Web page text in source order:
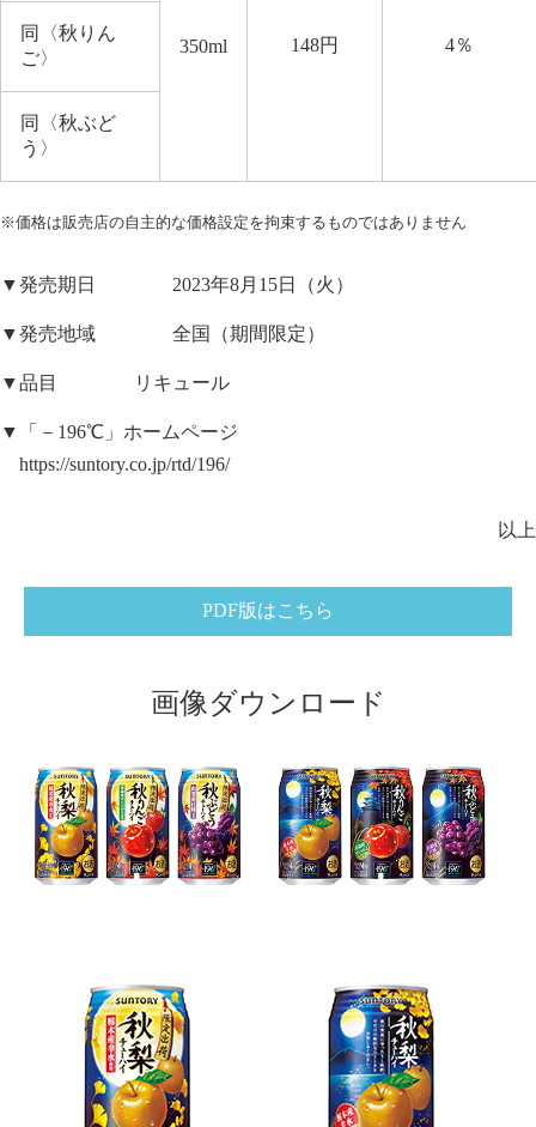
350ml 148円 4％
同〈秋りん
ご〉
同〈秋ぶど
う〉
※価格は販売店の自主的な価格設定を拘束するものではありません
▼発売期日 2023年8月15日（火）
▼発売地域 全国（期間限定）
▼品目 リキュール
▼「－196℃」ホームページ
https://suntory.co.jp/rtd/196/
以上
PDF版はこちら
画像ダウンロード